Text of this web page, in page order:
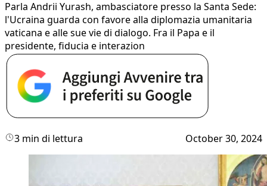
Parla Andrii Yurash, ambasciatore presso la Santa Sede:
l'Ucraina guarda con favore alla diplomazia umanitaria
vaticana e alle sue vie di dialogo. Fra il Papa e il
presidente, fiducia e interazion
3 min di lettura October 30, 2024